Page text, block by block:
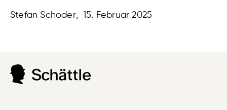
Stefan Schoder, 15. Februar 2025